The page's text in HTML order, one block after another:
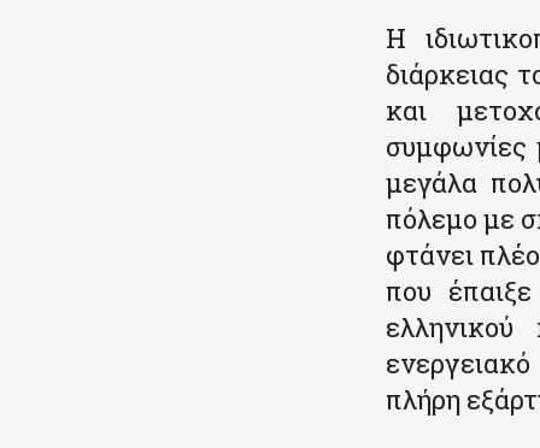
Η
διάρκειας
και
συμφωνίες
μεγάλα
πόλεμο με
φτάνει
που
ελληνικού
πλήρη